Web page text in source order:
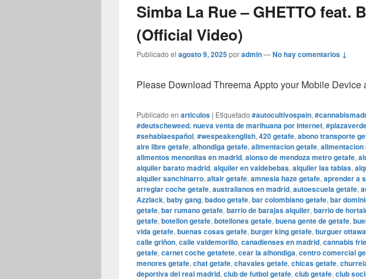
Simba La Rue – GHETTO feat.
(Official Video)
Publicado el agosto 9, 2025poradmin—No hay comentarios ↓
Please Download Threema Appto your Mobile Device
Publicado en articulos | Etiquetado #autocultivospain,
#deutscheweed. nueva venta de marihuana por internet,
#sehablaespañol, #wespeakenglish, 420 getafe, abono transporte
aire libre getafe, alhondiga getafe, alimentacion getafe, alimentacion
alimentos menonitas en madrid, alonso de mendoza metro getafe,
alquiler barato madrid, alquiler en valdebebas, alquiler las tablas,
alquiler sanchinarro, altair getafe, amnesia haze getafe, aprender a
arreglar coche getafe, australianos en madrid, autoescuela getafe,
Azzlack, baby gang, badoo getafe, bar colombiano getafe, bar
getafe, bar rumano getafe, barrio de barajas alquiler, barrio de
getafe, botellon getafe, botellones getafe, buena gente de getafe,
vida getafe, buenas cosas getafe, burger king getafe, burguer ottawa
calle griñon, calle valdemorillo, canadienses en madrid, cannabis
getafe, carnet coche getafete, cear la alhondiga, centro comercial
menores getafe, chat getafe, chavales getafe, chicas getafe,
deportiva del real madrid, club de futbol getafe, club getafe, club